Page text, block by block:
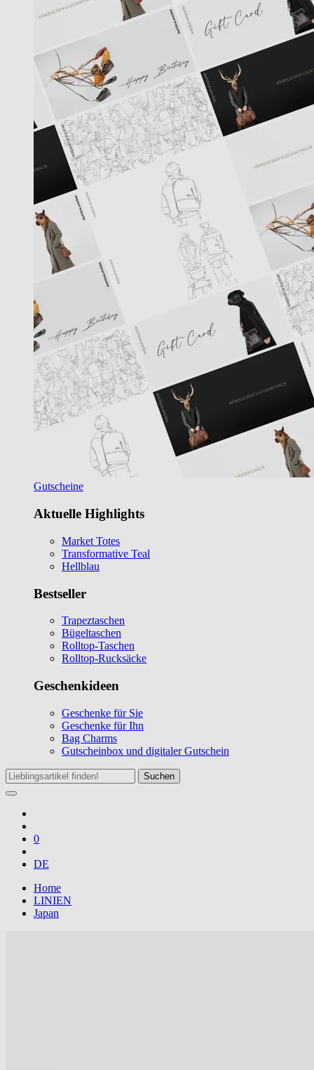
Gutscheine
Aktuelle Highlights
Market Totes
Transformative Teal
Hellblau
Bestseller
Trapeztaschen
Bügeltaschen
Rolltop-Taschen
Rolltop-Rucksäcke
Geschenkideen
Geschenke für Sie
Geschenke für Ihn
Bag Charms
Gutscheinbox und digitaler Gutschein
Suchen
0
DE
Home
LINIEN
Japan